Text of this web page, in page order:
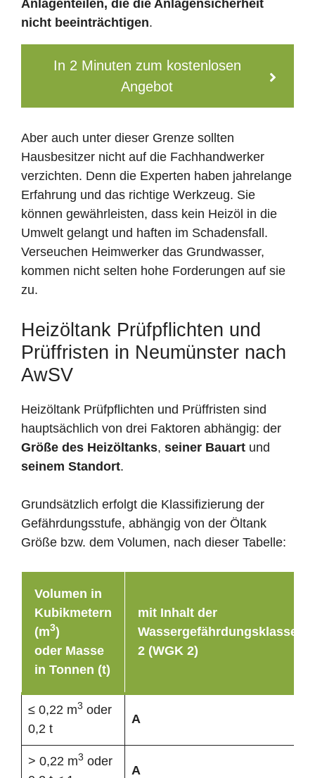
Anlagenteilen, die die Anlagensicherheit
nicht beeinträchtigen.
In 2 Minuten zum kostenlosen
Angebot
Aber auch unter dieser Grenze sollten
Hausbesitzer nicht auf die Fachhandwerker
verzichten. Denn die Experten haben jahrelange
Erfahrung und das richtige Werkzeug. Sie
können gewährleisten, dass kein Heizöl in die
Umwelt gelangt und haften im Schadensfall.
Verseuchen Heimwerker das Grundwasser,
kommen nicht selten hohe Forderungen auf sie
zu.
Heizöltank Prüfpflichten und
Prüffristen in Neumünster nach
AwSV
Heizöltank Prüfpflichten und Prüffristen sind
hauptsächlich von drei Faktoren abhängig: der
Größe des Heizöltanks, seiner Bauart und
seinem Standort.
Grundsätzlich erfolgt die Klassifizierung der
Gefährdungsstufe, abhängig von der Öltank
Größe bzw. dem Volumen, nach dieser Tabelle:
Volumen in
Kubikmetern
(m3)
oder Masse
in Tonnen (t)
mit Inhalt der
Wassergefährdungsklasse
2 (WGK 2)
≤ 0,22 m3 oder
0,2 t
A
> 0,22 m3 oder
A